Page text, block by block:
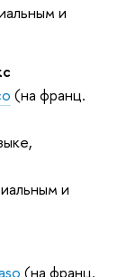
и
(на франц.
и
(на франц.